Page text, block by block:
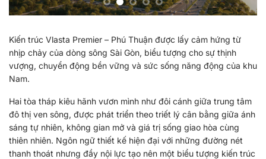
Kiến trúc Vlasta Premier – Phú Thuận được lấy cảm hứng từ
nhịp chảy của dòng sông Sài Gòn, biểu tượng cho sự thịnh
vượng, chuyển động bền vững và sức sống năng động của khu
Nam.
Hai tòa tháp kiêu hãnh vươn mình như đôi cánh giữa trung tâm
đô thị ven sông, được phát triển theo triết lý cân bằng giữa ánh
sáng tự nhiên, không gian mở và giá trị sống giao hòa cùng
thiên nhiên. Ngôn ngữ thiết kế hiện đại với những đường nét
thanh thoát nhưng đầy nội lực tạo nên một biểu tượng kiến trúc